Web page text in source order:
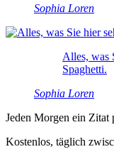
Sophia Loren
Alles, was
Spaghetti.
Sophia Loren
Jeden Morgen ein Zitat
Kostenlos, täglich